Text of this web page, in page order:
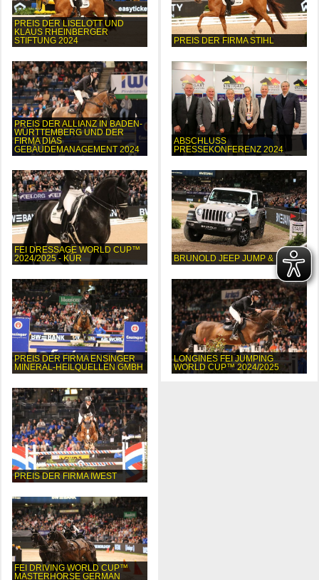
PREIS DER LISELOTT UND
KLAUS RHEINBERGER
STIFTUNG 2024
PREIS DER ALLIANZ IN BADEN-
WÜRTTEMBERG UND DER
FIRMA DIAS
GEBÄUDEMANAGEMENT 2024
FEI DRESSAGE WORLD CUP™
2024/2025 - KÜR
PREIS DER FIRMA ENSINGER
MINERAL-HEILQUELLEN GMBH
PREIS DER FIRMA IWEST
FEI DRIVING WORLD CUP™
MASTERHORSE GERMAN
PREIS DER FIRMA STIHL
ABSCHLUSS
PRESSEKONFERENZ 2024
BRUNOLD JEEP JUMP & DRIVE
LONGINES FEI JUMPING
WORLD CUP™ 2024/2025